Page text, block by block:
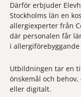
Därför erbjuder
Stockholms län en
allergiexperter från
där personalen får
i
Utbildningen tar en
önskemål och
eller digitalt.